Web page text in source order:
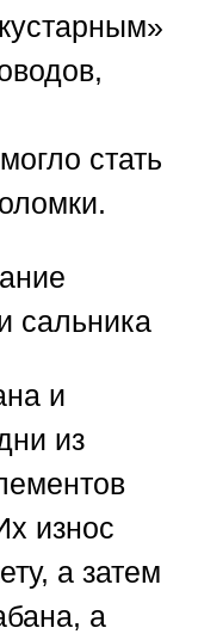
стать
сальника
и
из
износ
а затем
а